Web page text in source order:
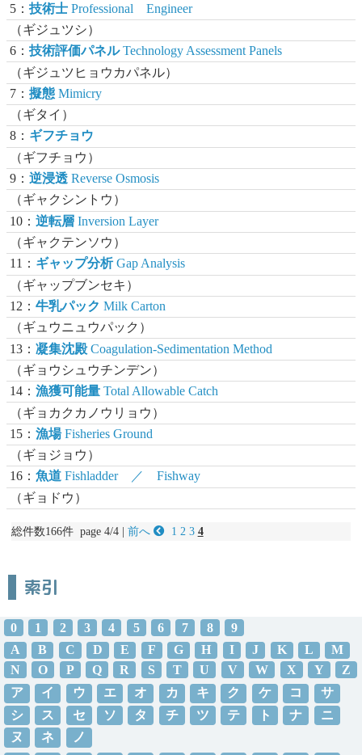
5：技術士 Professional Engineer
（ギジュツシ）
6：技術評価パネルTechnology Assessment Panels
（ギジュツヒョウカパネル）
7：擬態 Mimicry
（ギタイ）
8： ギフチョウ
（ギフチョウ）
9：逆浸透 Reverse Osmosis
（ギャクシントウ）
10：逆転層 Inversion Layer
（ギャクテンソウ）
11： ギャップ分析Gap Analysis
（ギャップブンセキ）
12：牛乳パック Milk Carton
（ギュウニュウパック）
13：凝集沈殿Coagulation-Sedimentation Method
（ギョウシュウチンデン）
14：漁獲可能量 Total Allowable Catch
（ギョカクカノウリョウ）
15：漁場Fisheries Ground
（ギョジョウ）
16：魚道 Fishladder ／ Fishway
（ギョドウ）
総件数166件 page 4/4 | 前へ 1 2 3 4
索引
0 1 2 3 4 5 6 7 8
9
A
B C D E F G H I J K L
M
N
O P Q R S T U V W X Y
Z
ア
イ ウ エ オ カ キ ク ケ コ
サ
シ
ス セ ソ タ チ ツ テ ト ナ
ニ
ヌ
ネ
ノ